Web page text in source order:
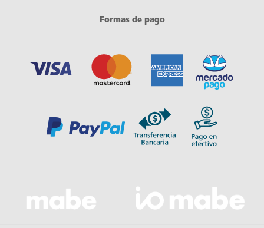
Formas de pago